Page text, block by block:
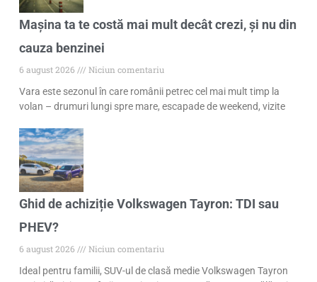
Mașina ta te costă mai mult decât crezi, și nu din
cauza benzinei
6 august 2026
Niciun comentariu
Vara este sezonul în care românii petrec cel mai mult timp la
volan – drumuri lungi spre mare, escapade de weekend, vizite
Ghid de achiziție Volkswagen Tayron: TDI sau
PHEV?
6 august 2026
Niciun comentariu
Ideal pentru familii, SUV-ul de clasă medie Volkswagen Tayron